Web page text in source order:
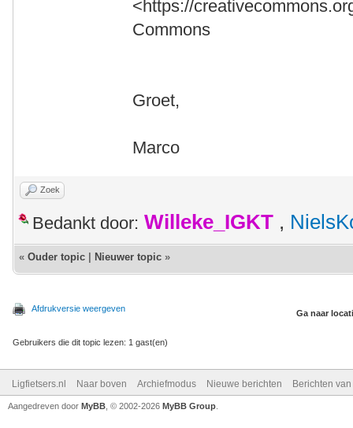
<https://
Commons
Groet,
Marco
Zoek
Bedankt door: Willeke_IGKT ,
« Ouder topic Nieuwer topic »
Afdrukversie weergeven Ga naar
Gebruikers die dit topic lezen: 1 gast(en)
Ligfietsers.nl Naar boven Archiefmodus Nieuwe berichten Berichten
Aangedreven door MyBB , © 2002-2026 MyBB Group